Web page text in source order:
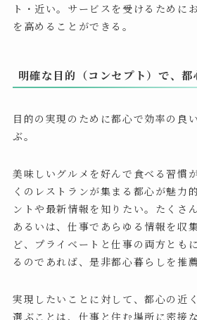
ト・近い。サービスを受けるために
を高めることができる。
明確な目的（コンセプト）で、都
目的の実現のために都心で効率の良
ぶ。
美味しいグルメを好んで食べる習慣
くのレストランが集まる都心が魅力
ントや最新情報を知りたい。たくさ
あるいは、仕事であらゆる情報を収
ど、プライベートと仕事の両方とも
るのであれば、是非都心暮らしを推
実現したいことに対して、都心の近
選ぶことは、仕事と住む場所に密接